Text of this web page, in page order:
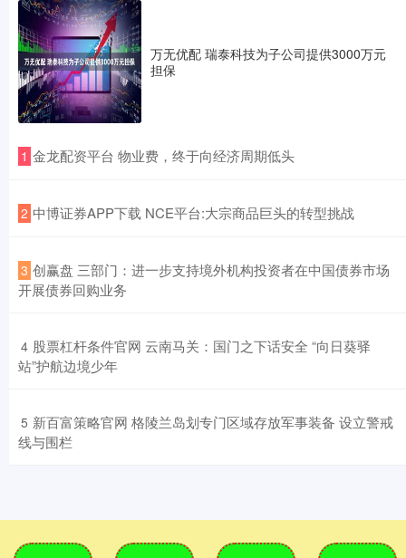
万无优配 瑞泰科技为子公司提供3000万元
担保
1 ​金龙配资平台 物业费，终于向经济周期低头
2 ​中博证券APP下载 NCE平台:大宗商品巨头的转型挑战
3 ​创赢盘 三部门：进一步支持境外机构投资者在中国债券市场
开展债券回购业务
4 ​股票杠杆条件官网 云南马关：国门之下话安全 “向日葵驿
站”护航边境少年
5 ​新百富策略官网 格陵兰岛划专门区域存放军事装备 设立警戒
线与围栏